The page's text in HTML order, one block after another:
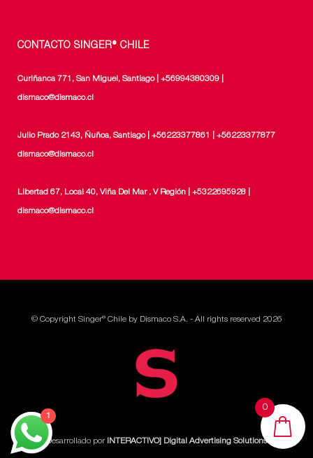
CONTACTO SINGER® CHILE
Curiñanca 771, San Miguel, Santiago | +56994380309 |
dismaco@dismaco.cl
Julio Prado 2143, Ñuñoa, Santiago | +56223377861 | +56223377877
dismaco@dismaco.cl
Libertad 67, Local 40, Viña Del Mar , V Región | +5322695928 |
dismaco@dismaco.cl
© Copyright Singer® Chile by Dismaco S.A. - All rights reserved 2026
Desarrollado por INTERACTIVO] Digital Advertising Solutions
0
1